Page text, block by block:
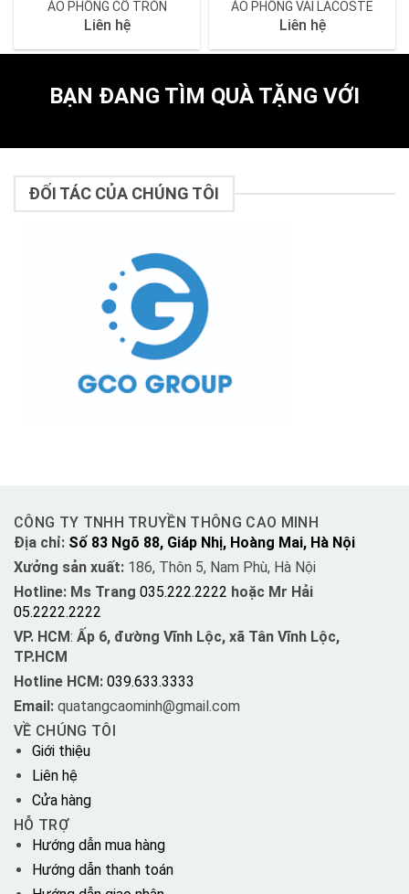
ÁO PHÔNG CỔ TRÒN
Liên hệ
ÁO PHÔNG VẢI LACOSTE
Liên hệ
BẠN ĐANG TÌM QUÀ TẶNG VỚI
ĐỐI TÁC CỦA CHÚNG TÔI
CÔNG TY TNHH TRUYỀN THÔNG CAO MINH
Địa chỉ: Số 83 Ngõ 88, Giáp Nhị, Hoàng Mai, Hà Nội
Xưởng sản xuất: 186, Thôn 5, Nam Phù, Hà Nội
Hotline: Ms Trang 035.222.2222 hoặc Mr Hải
05.2222.2222
VP. HCM: Ấp 6, đường Vĩnh Lộc, xã Tân Vĩnh Lộc,
TP.HCM
Hotline HCM: 039.633.3333
Email: quatangcaominh@gmail.com
VỀ CHÚNG TÔI
Giới thiệu
Liên hệ
Cửa hàng
HỖ TRỢ
Hướng dẫn mua hàng
Hướng dẫn thanh toán